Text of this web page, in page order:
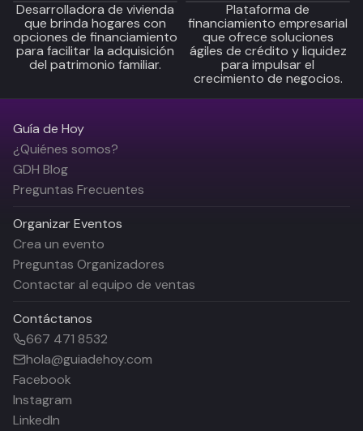
Desarrolladora de vivienda
que brinda hogares con
opciones de financiamiento
para facilitar la adquisición
del patrimonio familiar.
Plataforma de
financiamiento empresarial
que ofrece soluciones
ágiles de crédito y liquidez
para impulsar el
crecimiento de negocios.
Guía de Hoy
¿Quiénes somos?
GDH Blog
Preguntas Frecuentes
Organizar Eventos
Crea un evento
Preguntas Organizadores
Contactar al equipo de ventas
Contáctanos
667 471 8532
hola@guiadehoy.com
Facebook
Instagram
LinkedIn